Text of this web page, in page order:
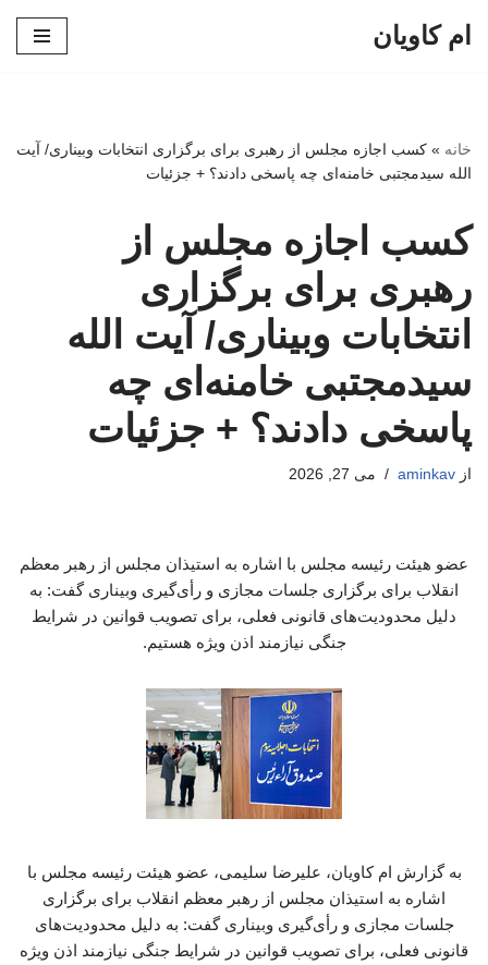
ام کاویان
خانه » کسب اجازه مجلس از رهبری برای برگزاری انتخابات وبیناری/ آیت
الله سیدمجتبی خامنه‌ای چه پاسخی دادند؟ + جزئیات
کسب اجازه مجلس از
رهبری برای برگزاری
انتخابات وبیناری/ آیت الله
سیدمجتبی خامنه‌ای چه
پاسخی دادند؟ + جزئیات
از aminkav می 27, 2026
عضو هیئت رئیسه مجلس با اشاره به استیذان مجلس از رهبر معظم
انقلاب برای برگزاری جلسات مجازی و رأی‌گیری وبیناری گفت: به
دلیل محدودیت‌های قانونی فعلی، برای تصویب قوانین در شرایط
جنگی نیازمند اذن ویژه هستیم.
به گزارش ام کاویان، علیرضا سلیمی، عضو هیئت رئیسه مجلس با
اشاره به استیذان مجلس از رهبر معظم انقلاب برای برگزاری
جلسات مجازی و رأی‌گیری وبیناری گفت: به دلیل محدودیت‌های
قانونی فعلی، برای تصویب قوانین در شرایط جنگی نیازمند اذن ویژه